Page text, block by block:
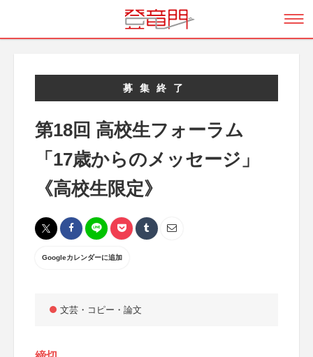
募集終了
第18回 高校生フォーラム
「17歳からのメッセージ」
《高校生限定》
Googleカレンダーに追加
文芸・コピー・論文